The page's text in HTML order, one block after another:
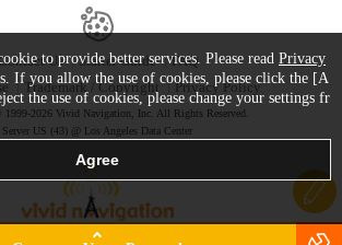
Us Starter Guide
FAQ
Trademark / Copyright Privacy Policy
2026 Vivid Navigation, Inc. All Rights Reserved.
Server US (43) @ Los Angeles Data Center
to provide better services. Please read Privacy
If you allow the use of cookies, please click the [A
the use of cookies, please change your settings fr